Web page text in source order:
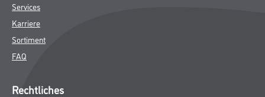
Services
Karriere
Sortiment
FAQ
Rechtliches